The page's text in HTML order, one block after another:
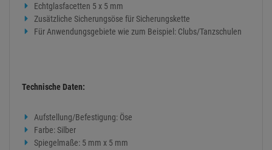
Echtglasfacetten 5 x 5 mm
Zusätzliche Sicherungsöse für Sicherungskette
Für Anwendungsgebiete wie zum Beispiel: Clubs/Tanzschulen
Technische Daten:
Aufstellung/Befestigung: Öse
Farbe: Silber
Spiegelmaße: 5 mm x 5 mm